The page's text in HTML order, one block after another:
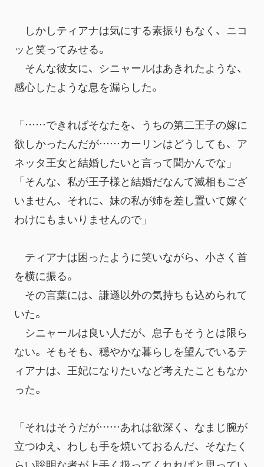
しかしティアナは気にする素振りもなく、ニコ
ッと笑ってみせる。
そんな彼女に、シニャールはあきれたような、
感心したような息を漏らした。
「……できればそなたを、うちの第二王子の嫁に
欲しかったんだが……カーリンはどうしても、ア
ネッタ王女と結婚したいと言って聞かんでな」
「そんな、私が王子様と結婚だなんて滅相もござ
いません、それに、妹の私が姉を差し置いて嫁ぐ
わけにもまいりませんので」
ティアナは困ったように笑いながら、小さく首
を横に振る。
その言葉には、謙遜以外の気持ちも込められて
いた。
シニャールは良い人だが、息子もそうとは限ら
ない。そもそも、穏やかな暮らしを望んでいるテ
ィアナは、王妃になりたいなど考えたこともなか
った。
「それはそうだが……あれは欲深く、なまじ腕が
立つゆえ、わしも手を焼いておるんだ、そなたく